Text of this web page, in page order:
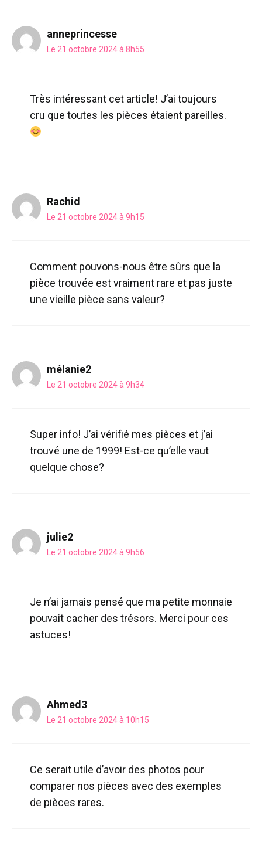
anneprincesse
Le 21 octobre 2024 à 8h55
Très intéressant cet article! J’ai toujours
cru que toutes les pièces étaient pareilles.
Rachid
Le 21 octobre 2024 à 9h15
Comment pouvons-nous être sûrs que la
pièce trouvée est vraiment rare et pas juste
une vieille pièce sans valeur?
mélanie2
Le 21 octobre 2024 à 9h34
Super info! J’ai vérifié mes pièces et j’ai
trouvé une de 1999! Est-ce qu’elle vaut
quelque chose?
julie2
Le 21 octobre 2024 à 9h56
Je n’ai jamais pensé que ma petite monnaie
pouvait cacher des trésors. Merci pour ces
astuces!
Ahmed3
Le 21 octobre 2024 à 10h15
Ce serait utile d’avoir des photos pour
comparer nos pièces avec des exemples
de pièces rares.